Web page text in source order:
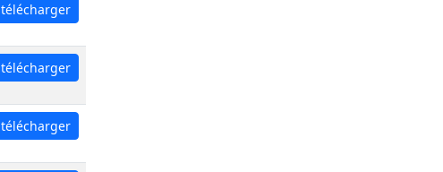
télécharger
télécharger
télécharger